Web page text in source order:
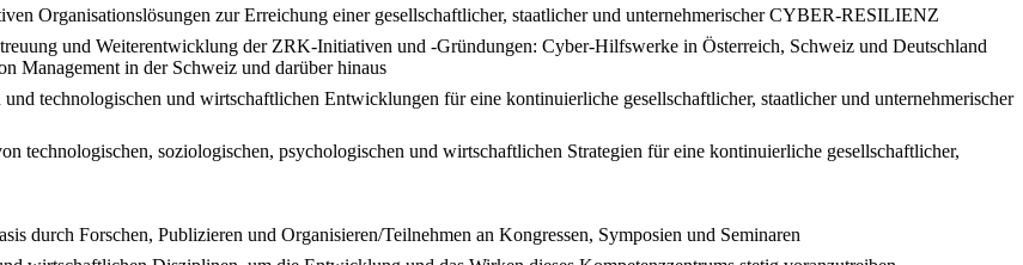
Organisationslösungen zur Erreichung einer gesellschaftlicher, staatlicher und unternehmerischer CYBER-RESILIENZ
und Weiterentwicklung der ZRK-Initiativen und -Gründungen: Cyber-Hilfswerke in Österreich, Schweiz und Deutschland
Management in der Schweiz und darüber hinaus
technologischen und wirtschaftlichen Entwicklungen für eine kontinuierliche gesellschaftlicher, staatlicher und unternehmerischer
technologischen, soziologischen, psychologischen und wirtschaftlichen Strategien für eine kontinuierliche gesellschaftlicher,
durch Forschen, Publizieren und Organisieren/Teilnehmen an Kongressen, Symposien und Seminaren